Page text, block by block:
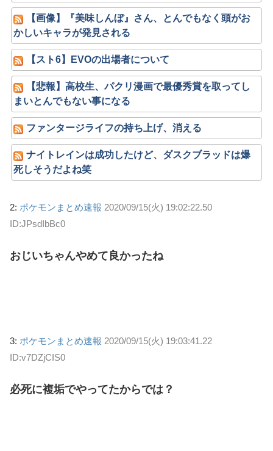
【画像】『美味しんぼ』さん、とんでもなく頭がお
かしいキャラが発見される
【スト6】EVOの出場者について
【悲報】高校生、パクリ漫画で最優秀賞を取ってし
まいとんでもない事になる
ファンタージライフの持ち上げ、消える
ナイトレインは成功したけど、ダスクブラッドは爆
死しそうだよね笑
2: ポケモンまとめ速報 2020/09/15(火) 19:02:22.50
ID:JPsdIbBc0
おじいちゃんやめて良かったね
3: ポケモンまとめ速報 2020/09/15(火) 19:03:41.22
ID:v7DZjCIS0
必死に複垢でやってたからでは？